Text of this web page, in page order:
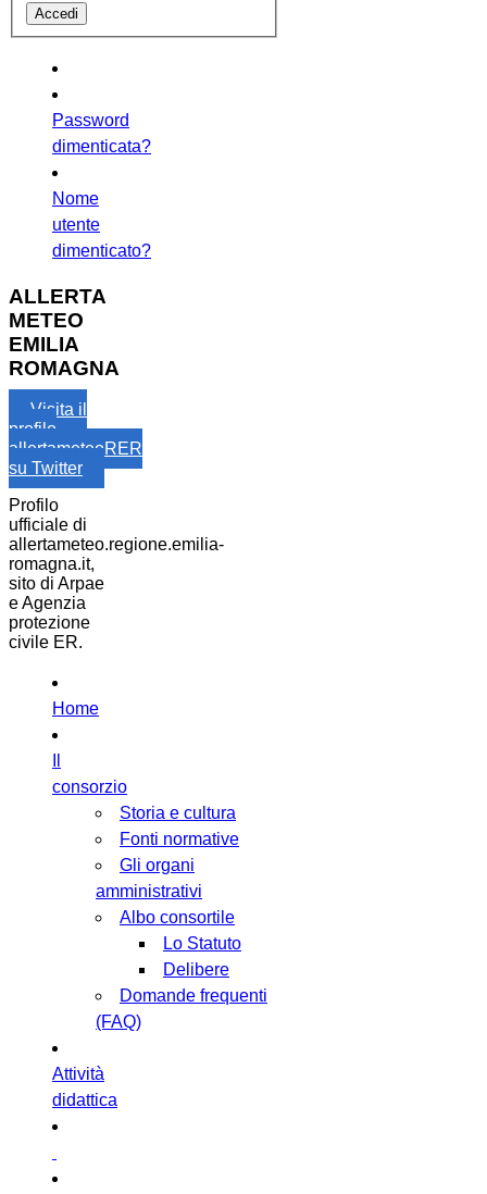
Password
dimenticata?
Nome
utente
dimenticato?
ALLERTA
METEO
EMILIA
ROMAGNA
Visita il
profilo
allertameteoRER
su Twitter
Profilo
ufficiale di
allertameteo.regione.emilia-
romagna.it,
sito di Arpae
e Agenzia
protezione
civile ER.
Home
consorzio
Storia e cultura
Fonti normative
Gli organi
amministrativi
Albo consortile
Lo Statuto
Delibere
Domande frequenti
(FAQ)
Attività
didattica